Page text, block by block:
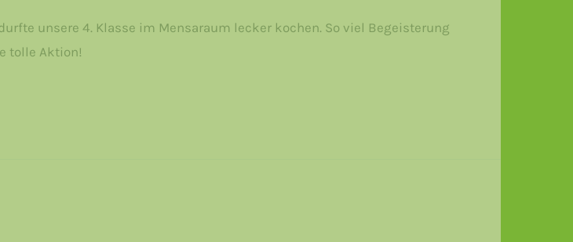
unsere 4. Klasse im Mensaraum lecker kochen. So viel Begeisterung
tolle Aktion!